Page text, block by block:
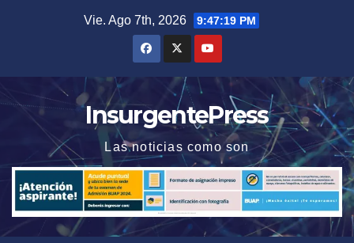
Vie. Ago 7th, 2026 9:47:20 PM
InsurgentePress
Las noticias como son